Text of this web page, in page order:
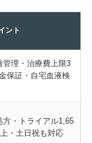
ント
管理・治療費上限3
保証・自宅血液検
方・トライアル1,65
・土日祝も対応